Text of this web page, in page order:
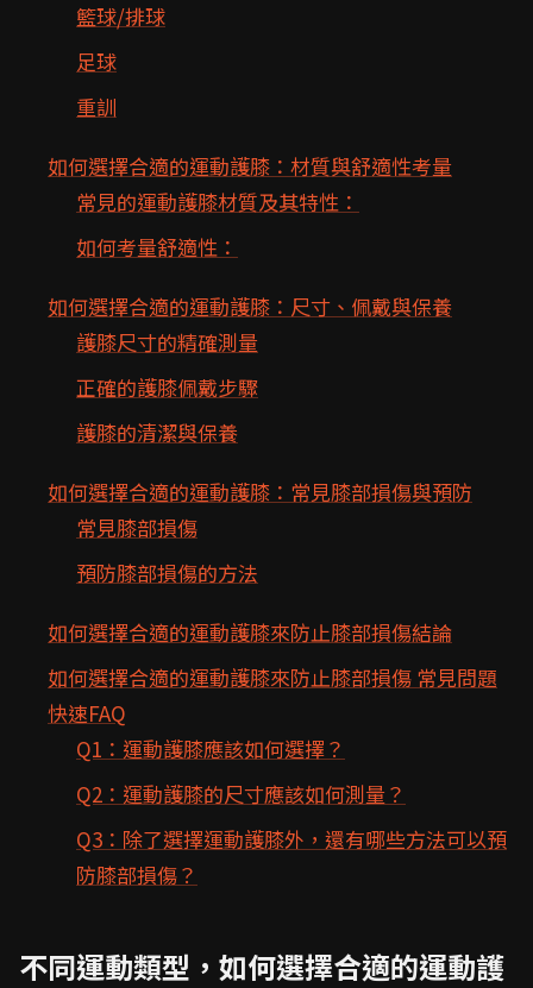
籃球/排球
足球
重訓
如何選擇合適的運動護膝：材質與舒適性考量
常見的運動護膝材質及其特性：
如何考量舒適性：
如何選擇合適的運動護膝：尺寸、佩戴與保養
護膝尺寸的精確測量
正確的護膝佩戴步驟
護膝的清潔與保養
如何選擇合適的運動護膝：常見膝部損傷與預防
常見膝部損傷
預防膝部損傷的方法
如何選擇合適的運動護膝來防止膝部損傷結論
如何選擇合適的運動護膝來防止膝部損傷 常見問題
快速FAQ
Q1：運動護膝應該如何選擇？
Q2：運動護膝的尺寸應該如何測量？
Q3：除了選擇運動護膝外，還有哪些方法可以預
防膝部損傷？
不同運動類型，如何選擇合適的運動護